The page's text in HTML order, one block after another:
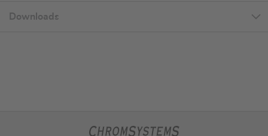
Downloads